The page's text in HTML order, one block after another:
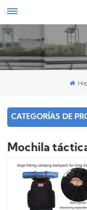
CATEGORÍAS DE
Mochila